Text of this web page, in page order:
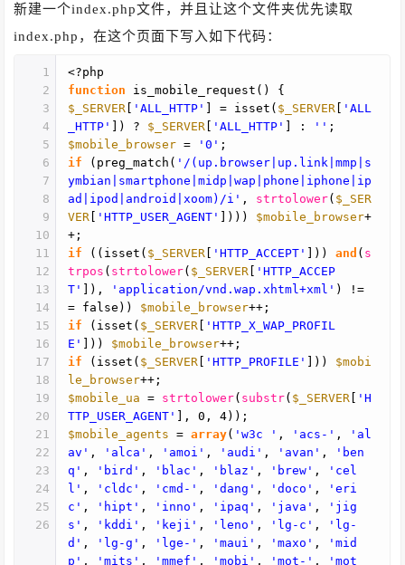
新建一个index.php文件，并且让这个文件夹优先读取
index.php，在这个页面下写入如下代码：
1
2
3
4
5
6
7
8
9
10
11
12
13
14
15
16
17
18
19
20
21
22
23
24
25
26
<?php
function
is_mobile_request() {
$_SERVER [ 'ALL_HTTP' ] = isset( $_SERVER [ 'ALL
_HTTP' ]) ? $_SERVER [ 'ALL_HTTP' ] : '' ;
$mobile_browser = '0' ;
if
(preg_match( '/(up.browser|up.link|mmp|s
ymbian|smartphone|midp|wap|phone|iphone|ip
ad|ipod|android|xoom)/i' , strtolower( $_SER
VER [ 'HTTP_USER_AGENT' ]))) $mobile_browser+
+;
if
((isset( $_SERVER [ 'HTTP_ACCEPT' ]))and ( s
trpos ( strtolower( $_SERVER [ 'HTTP_ACCEP
T' ]), 'application/vnd.wap.xhtml+xml' ) !=
= false)) $mobile_browser++;
if
(isset( $_SERVER [ 'HTTP_X_WAP_PROFIL
E' ])) $mobile_browser++;
if
(isset( $_SERVER [ 'HTTP_PROFILE' ])) $mobi
le_browser++;
$mobile_ua
= strtolower( substr( $_SERVER [ 'H
TTP_USER_AGENT' ], 0, 4));
$mobile_agents
=array( 'w3c ' , 'acs-' ,
'al
av' , 'alca' , 'amoi' , 'audi' , 'avan' ,
'ben
q' , 'bird' , 'blac' , 'blaz' , 'brew' ,
'cel
l' , 'cldc' , 'cmd-' , 'dang' , 'doco' ,
'eri
c' , 'hipt' , 'inno' , 'ipaq' , 'java' ,
'jig
s' , 'kddi' , 'keji' , 'leno' , 'lg-c' ,
'lg-
d' , 'lg-g' , 'lge-' , 'maui' , 'maxo' ,
'mid
p' , 'mits' , 'mmef' , 'mobi' , 'mot-' , 'mot